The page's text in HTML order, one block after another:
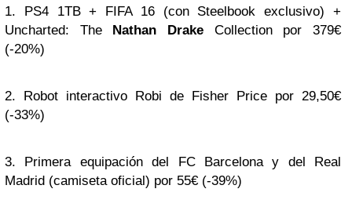
1. PS4 1TB + FIFA 16 (con Steelbook exclusivo) +
Uncharted: The Nathan Drake Collection por 379€
(-20%)
2. Robot interactivo Robi de Fisher Price por 29,50€
(-33%)
3. Primera equipación del FC Barcelona y del Real
Madrid (camiseta oficial) por 55€ (-39%)